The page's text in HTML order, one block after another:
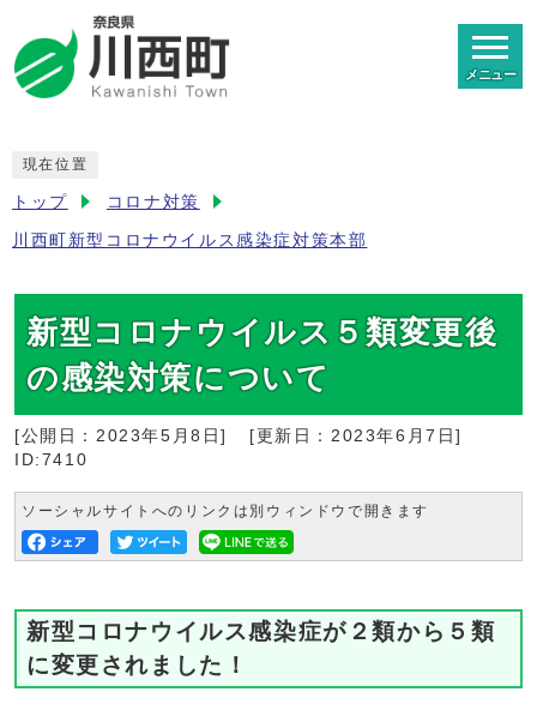
メニュー
現在位置
トップ コロナ対策
川西町新型コロナウイルス感染症対策本部
新型コロナウイルス５類変更後
の感染対策について
[公開日： 2023年5月8日] [更新日： 2023年6月7日]
ID:7410
ソーシャルサイトへのリンクは別ウィンドウで開きます
新型コロナウイルス感染症が２類から５類
に変更されました！